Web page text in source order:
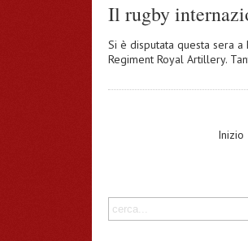
Il rugby
Si è disputata questa sera
Regiment Royal Artillery.
Inizio